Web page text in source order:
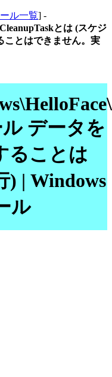
ル一覧] -
とは (スケジ
ことはできません。実
データを
ることは
) | Windows
ル